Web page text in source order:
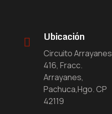
Ubicación
Circuito Arrayanes
416, Fracc.
Arrayanes,
Pachuca,Hgo. CP
42119